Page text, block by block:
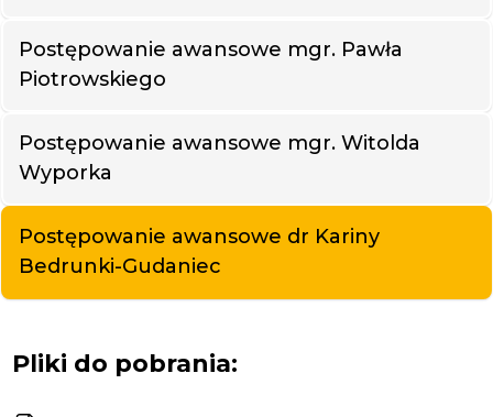
Postępowanie awansowe mgr. Pawła
Piotrowskiego
Postępowanie awansowe mgr. Witolda
Wyporka
Postępowanie awansowe dr Kariny
Bedrunki-Gudaniec
Pliki do pobrania: